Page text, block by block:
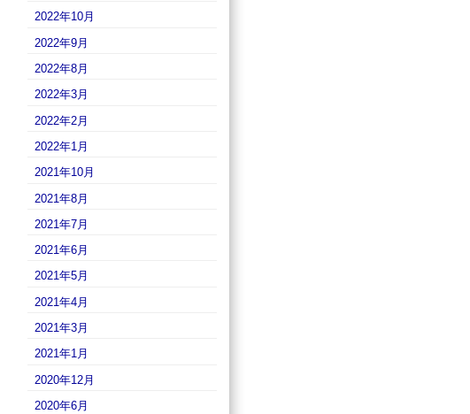
2022年10月
2022年9月
2022年8月
2022年3月
2022年2月
2022年1月
2021年10月
2021年8月
2021年7月
2021年6月
2021年5月
2021年4月
2021年3月
2021年1月
2020年12月
2020年6月